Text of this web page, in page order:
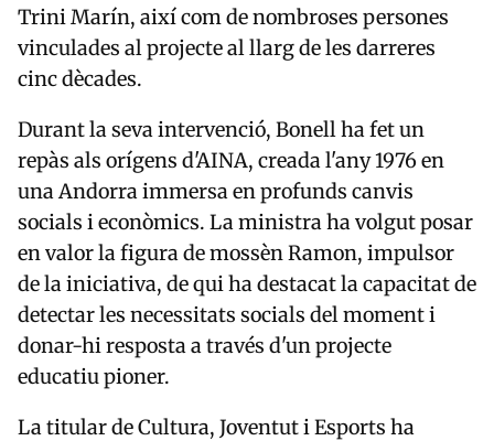
Trini Marín, així com de nombroses persones
vinculades al projecte al llarg de les darreres
cinc dècades.
Durant la seva intervenció, Bonell ha fet un
repàs als orígens d'AINA, creada l'any 1976 en
una Andorra immersa en profunds canvis
socials i econòmics. La ministra ha volgut posar
en valor la figura de mossèn Ramon, impulsor
de la iniciativa, de qui ha destacat la capacitat de
detectar les necessitats socials del moment i
donar-hi resposta a través d'un projecte
educatiu pioner.
La titular de Cultura, Joventut i Esports ha